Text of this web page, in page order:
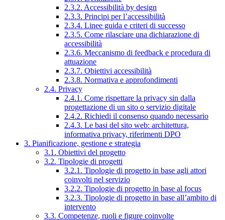
2.3.2. Accessibilità by design
2.3.3. Principi per l’accessibilità
2.3.4. Linee guida e criteri di successo
2.3.5. Come rilasciare una dichiarazione di
accessibilità
2.3.6. Meccanismo di feedback e procedura di
attuazione
2.3.7. Obiettivi accessibilità
2.3.8. Normativa e approfondimenti
2.4. Privacy
2.4.1. Come rispettare la privacy sin dalla
progettazione di un sito o servizio digitale
2.4.2. Richiedi il consenso quando necessario
2.4.3. Le basi del sito web: architettura,
informativa privacy, riferimenti DPO
3. Pianificazione, gestione e strategia
3.1. Obiettivi del progetto
3.2. Tipologie di progetti
3.2.1. Tipologie di progetto in base agli attori
coinvolti nel servizio
3.2.2. Tipologie di progetto in base al focus
3.2.3. Tipologie di progetto in base all’ambito di
intervento
3.3. Competenze, ruoli e figure coinvolte